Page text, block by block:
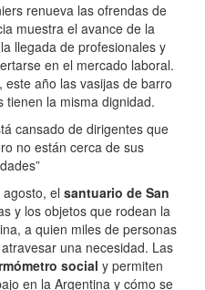
renueva las ofrendas de
muestra el avance de la
llegada de profesionales y
en el mercado laboral.
año las vasijas de barro
la misma dignidad.
cansado de dirigentes que
no están cerca de sus
el santuario de San
y los objetos que rodean la
a quien miles de personas
una necesidad. Las
social y permiten
en la Argentina y cómo se